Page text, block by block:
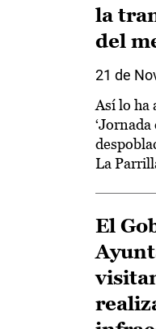
la
del
21 de
Así lo ha
La
El